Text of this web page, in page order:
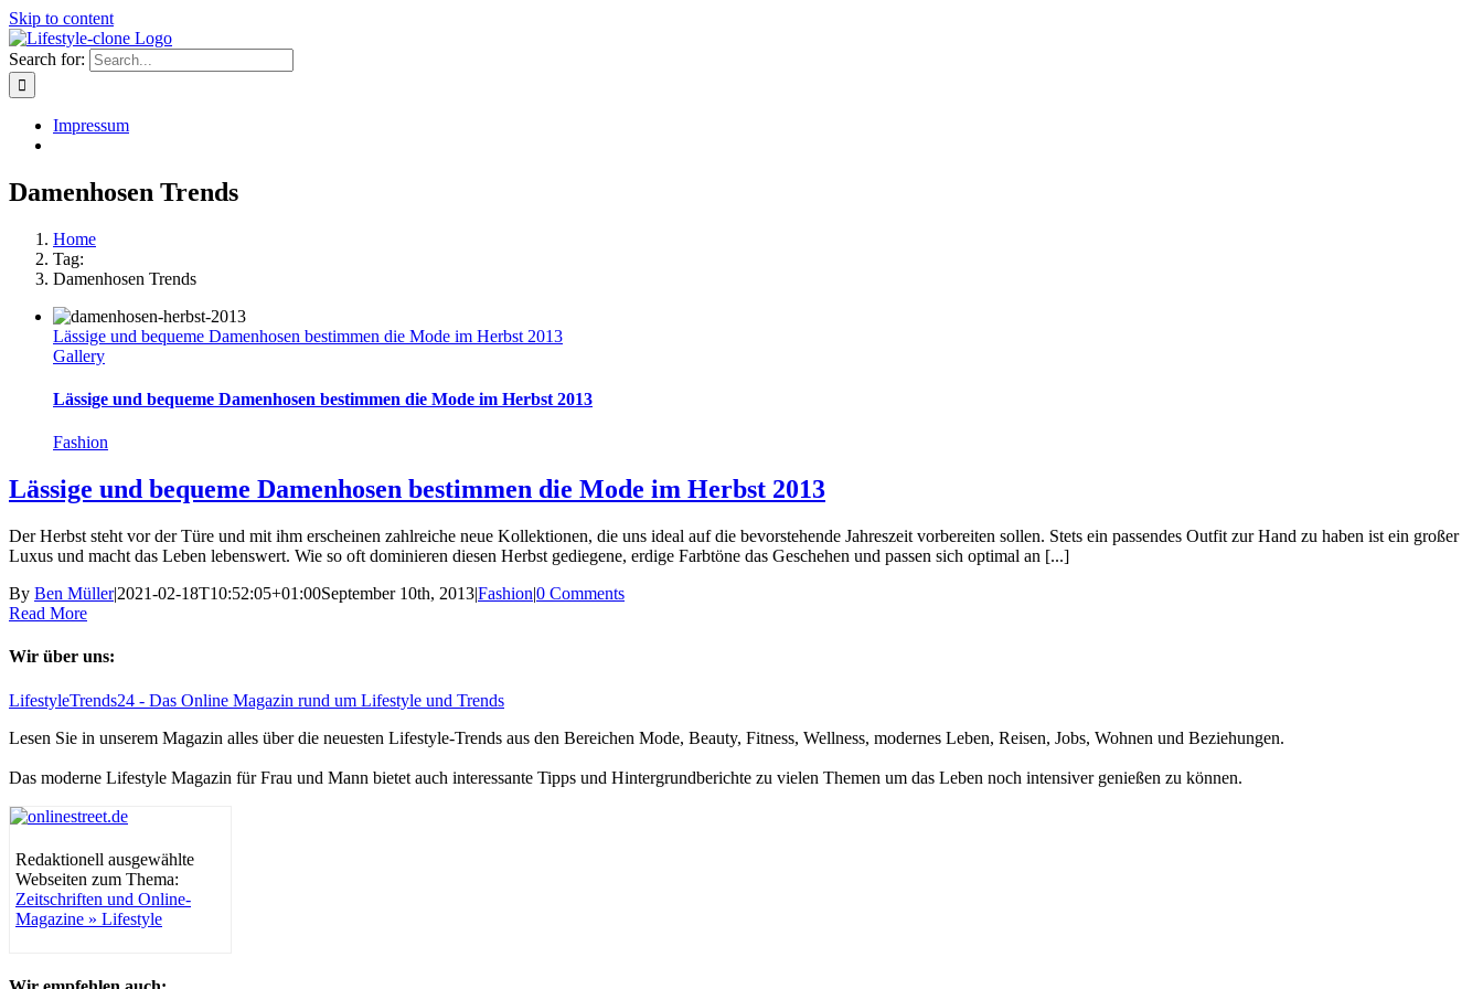
Skip to content
Search for:
Impressum
Damenhosen Trends
Home
Tag:
Damenhosen Trends
Lässige und bequeme Damenhosen bestimmen die Mode im Herbst 2013
Gallery
Lässige und bequeme Damenhosen bestimmen die Mode im Herbst 2013
Fashion
Lässige und bequeme Damenhosen bestimmen die Mode im Herbst 2013
Der Herbst steht vor der Türe und mit ihm erscheinen zahlreiche neue Kollektionen, die uns ideal auf die bevorstehende Jahreszeit vorbereiten sollen. Stets ein passendes Outfit zur Hand zu haben ist ein großer
Luxus und macht das Leben lebenswert. Wie so oft dominieren diesen Herbst gediegene, erdige Farbtöne das Geschehen und passen sich optimal an [...]
By Ben Müller|2021-02-18T10:52:05+01:00September 10th, 2013|Fashion|0 Comments
Read More
Wir über uns:
LifestyleTrends24 - Das Online Magazin rund um Lifestyle und Trends
Lesen Sie in unserem Magazin alles über die neuesten Lifestyle-Trends aus den Bereichen Mode, Beauty, Fitness, Wellness, modernes Leben, Reisen, Jobs, Wohnen und Beziehungen.
Das moderne Lifestyle Magazin für Frau und Mann bietet auch interessante Tipps und Hintergrundberichte zu vielen Themen um das Leben noch intensiver genießen zu können.
Redaktionell ausgewählte
Webseiten zum Thema:
Zeitschriften und Online-
Magazine » Lifestyle